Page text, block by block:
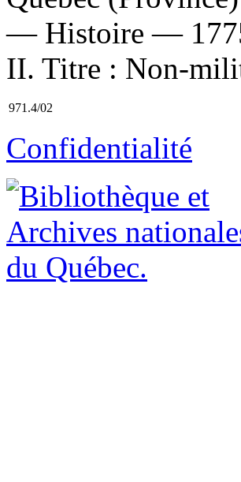
— Histoire —
II. Titre : Non-
971.4/02
Confidentialité